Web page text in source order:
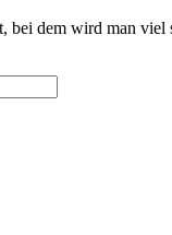
bei dem wird man